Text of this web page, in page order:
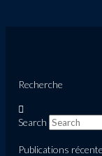
Recherche
Search
Publications